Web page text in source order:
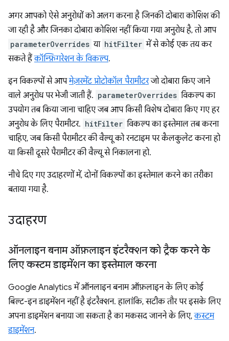
अगर आपको ऐसे अनुरोधों को अलग करना है जिनकी दोबारा कोशिश की
जा रही है और जिनका दोबारा कोशिश नहीं किया गया अनुरोध है, तो आप
parameterOverrides या hitFilter में से कोई एक तय कर
सकते हैंकॉन्फ़िगरेशन के विकल्प.
इन विकल्पों से आपमेज़रमेंट प्रोटोकॉल पैरामीटरजो दोबारा किए जाने
वाले अनुरोध पर भेजी जाती हैं. parameterOverrides विकल्प का
उपयोग तब किया जाना चाहिए जब आप किसी विशेष दोबारा किए गए हर
अनुरोध के लिए पैरामीटर. hitFilter विकल्प का इस्तेमाल तब करना
चाहिए, जब किसी पैरामीटर की वैल्यू को रनटाइम पर कैलकुलेट करना हो
या किसी दूसरे पैरामीटर की वैल्यू से निकालना हो.
नीचे दिए गए उदाहरणों में, दोनों विकल्पों का इस्तेमाल करने का तरीका
बताया गया है.
उदाहरण
ऑनलाइन बनाम ऑफ़लाइन इंटरैक्शन को ट्रैक करने के
लिए कस्टम डाइमेंशन का इस्तेमाल करना
Google Analytics में ऑनलाइन बनाम ऑफ़लाइन के लिए कोई
बिल्ट-इन डाइमेंशन नहीं है इंटरैक्शन. हालांकि, सटीक तौर पर इसके लिए
अपना डाइमेंशन बनाया जा सकता है का मकसद जानने के लिए,कस्टम
डाइमेंशन.